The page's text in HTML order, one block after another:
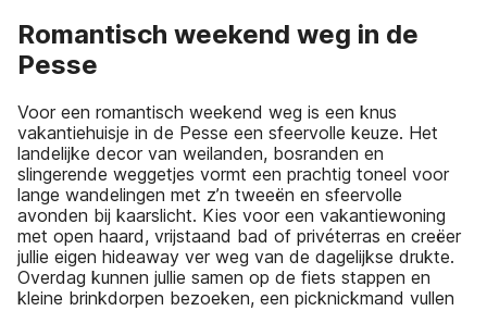
Romantisch weekend weg in de
Pesse
Voor een romantisch weekend weg is een knus
vakantiehuisje in de Pesse een sfeervolle keuze. Het
landelijke decor van weilanden, bosranden en
slingerende weggetjes vormt een prachtig toneel voor
lange wandelingen met z’n tweeën en sfeervolle
avonden bij kaarslicht. Kies voor een vakantiewoning
met open haard, vrijstaand bad of privéterras en creëer
jullie eigen hideaway ver weg van de dagelijkse drukte.
Overdag kunnen jullie samen op de fiets stappen en
kleine brinkdorpen bezoeken, een picknickmand vullen